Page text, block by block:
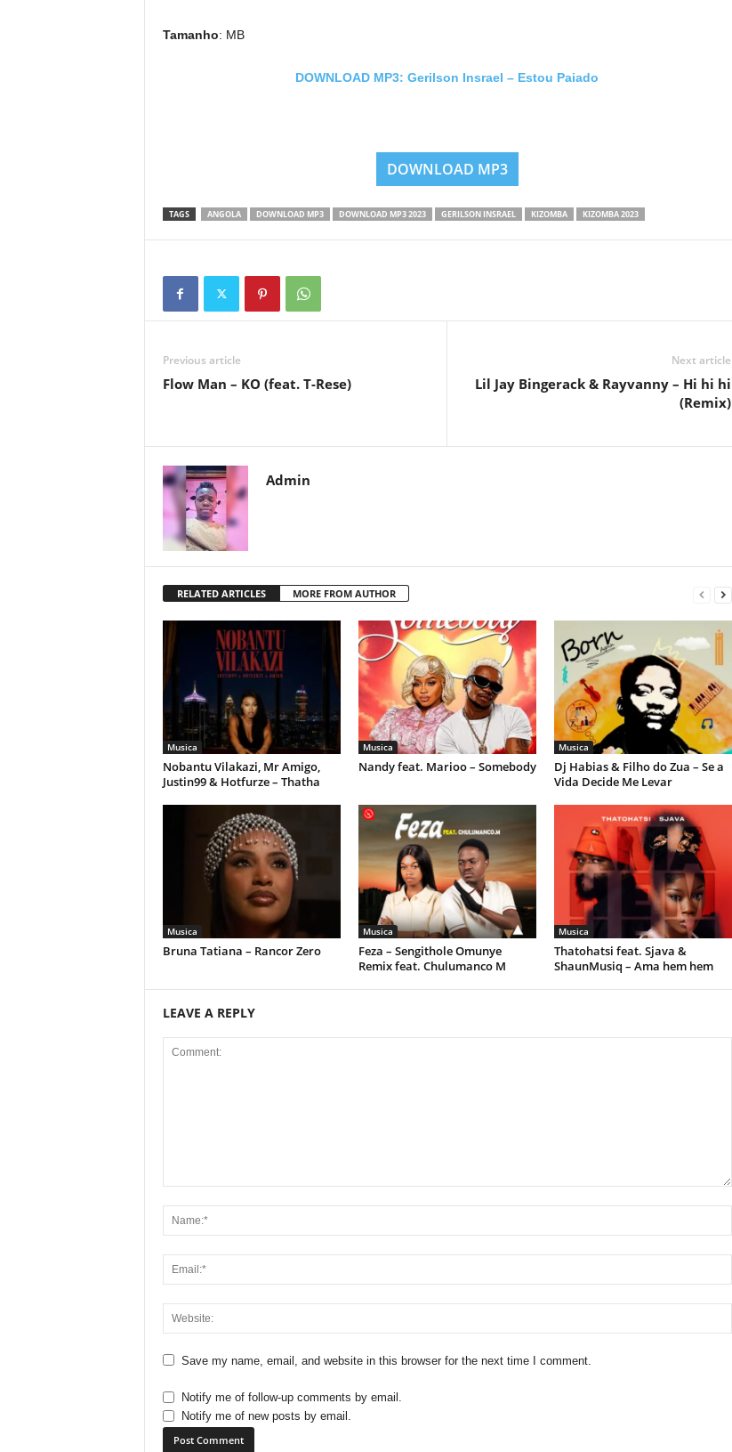
Tamanho: MB
DOWNLOAD MP3: Gerilson Insrael – Estou Paiado
DOWNLOAD MP3
TAGS ANGOLA DOWNLOAD MP3 DOWNLOAD MP3 2023 GERILSON INSRAEL KIZOMBA KIZOMBA 2023
Previous article
Flow Man – KO (feat. T-Rese)
Next article
Lil Jay Bingerack & Rayvanny – Hi hi hi
(Remix)
Admin
RELATED ARTICLES MORE FROM AUTHOR
Musica
Nobantu Vilakazi, Mr Amigo,
Justin99 & Hotfurze – Thatha
Musica
Nandy feat. Marioo – Somebody
Musica
Dj Habias & Filho do Zua – Se a
Vida Decide Me Levar
Musica
Bruna Tatiana – Rancor Zero
Musica
Feza – Sengithole Omunye
Remix feat. Chulumanco M
Musica
Thatohatsi feat. Sjava &
ShaunMusiq – Ama hem hem
LEAVE A REPLY
Save my name, email, and website in this browser for the next time I comment.
Notify me of follow-up comments by email.
Notify me of new posts by email.